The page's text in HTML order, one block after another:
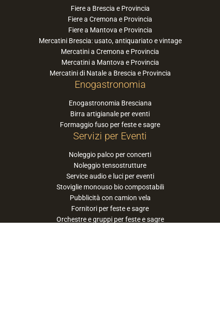
Fiere a Brescia e Provincia
Fiere a Cremona e Provincia
Fiere a Mantova e Provincia
Mercatini Brescia: usato, antiquariato e vintage
Mercatini a Cremona e Provincia
Mercatini a Mantova e Provincia
Mercatini di Natale a Brescia e Provincia
Enogastronomia
Enogastronomia Bresciana
Birra artigianale per eventi
Formaggio fuso per feste e sagre
Servizi per Eventi
Noleggio palco per concerti
Noleggio tensostrutture
Service audio e luci per eventi
Stoviglie monouso bio compostabili
Pubblicità con camion vela
Fornitori per feste e sagre
Orchestre e gruppi per feste e sagre